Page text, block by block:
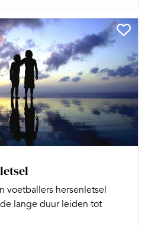
voetballers hersenletsel
lange duur leiden tot